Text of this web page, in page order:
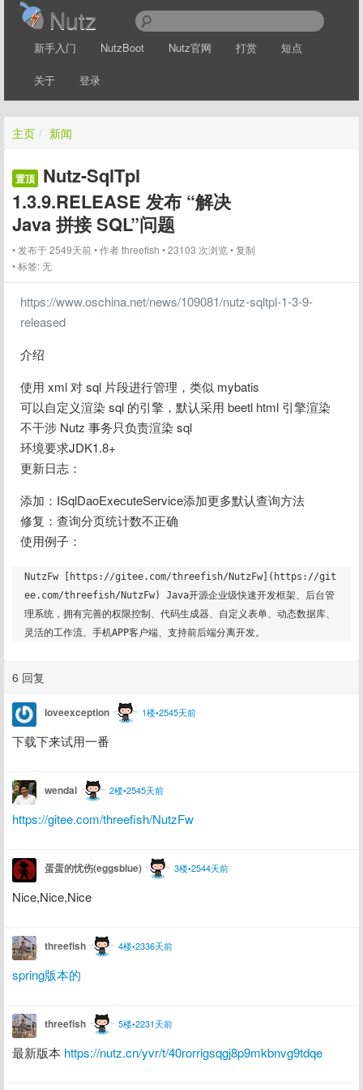
Nutz
新手入门 NutzBoot Nutz官网 打赏 短点
关于 登录
主页 / 新闻
置顶
Nutz-SqlTpl
1.3.9.RELEASE 发布 “解决
Java 拼接 SQL”问题
发布于 2549天前 作者threefish 23103 次浏览 复制
标签:无
https://www.oschina.net/news/109081/nutz-sqltpl-1-3-9-
released
介绍
使用 xml 对 sql 片段进行管理，类似 mybatis
可以自定义渲染 sql 的引擎，默认采用 beetl html 引擎渲染
不干涉 Nutz 事务只负责渲染 sql
环境要求JDK1.8+
更新日志：
添加：ISqlDaoExecuteService添加更多默认查询方法
修复：查询分页统计数不正确
使用例子：
NutzFw [https://gitee.com/threefish/NutzFw](https://git
ee.com/threefish/NutzFw) Java开源企业级快速开发框架、后台管
理系统，拥有完善的权限控制、代码生成器、自定义表单、动态数据库、
6 回复
loveexception 1楼•2545天前
下载下来试用一番
wendal 2楼•2545天前
https://gitee.com/threefish/NutzFw
蛋蛋的忧伤(eggsblue) 3楼•2544天前
Nice,Nice,Nice
threefish 4楼•2336天前
spring版本的
threefish 5楼•2231天前
最新版本 https://nutz.cn/yvr/t/40rorrigsqgj8p9mkbnvg9tdqe